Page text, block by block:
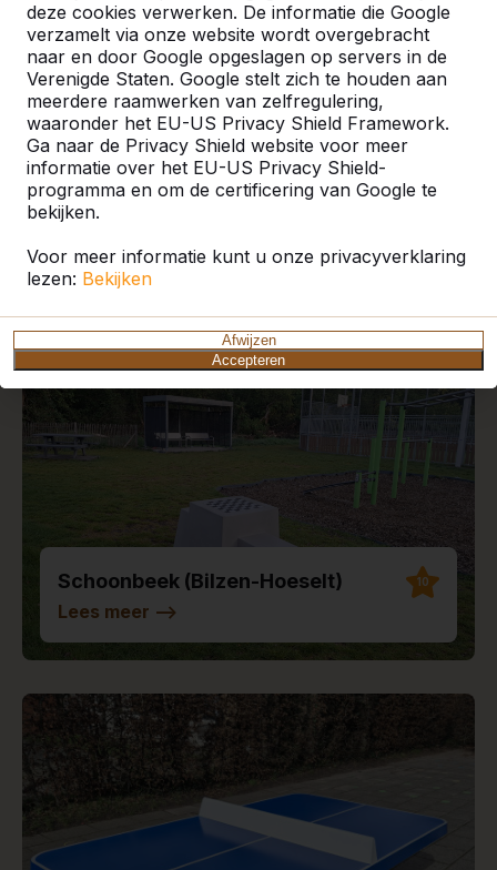
deze cookies verwerken. De informatie die Google
verzamelt via onze website wordt overgebracht
naar en door Google opgeslagen op servers in de
Verenigde Staten. Google stelt zich te houden aan
meerdere raamwerken van zelfregulering,
waaronder het EU-US Privacy Shield Framework.
Ga naar de Privacy Shield website voor meer
informatie over het EU-US Privacy Shield-
programma en om de certificering van Google te
bekijken.
Voor meer informatie kunt u onze privacyverklaring
lezen: Bekijken
Afwijzen
Accepteren
Recente plaatsingen en
Schoonbeek (Bilzen-Hoeselt) 10
Lees meer -->